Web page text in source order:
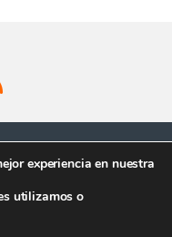
?
experiencia en nuestra
utilizamos o